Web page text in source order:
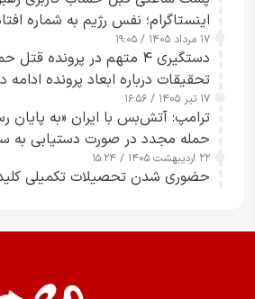
اینستاگرام؛ نفس رژیم به شماره
۱۷ مرداد ۱۴۰۵ / ۱۹:۰۵
دستگیری ۴ متهم در پرونده
تحقیقات درباره ابعاد پرونده ادامه
۱۷ تیر ۱۴۰۵ / ۱۶:۵۶
ترامپ: آتش‌بس با ایران «به پایان
حمله مجدد در صورت دستیابی به
۲۲ اردیبهشت ۱۴۰۵ / ۱۵:۲۴
حضوری شدن تحصیلات تکمیلی